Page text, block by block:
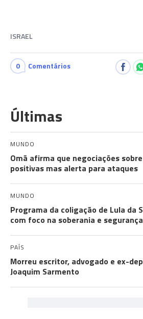
ISRAEL
0 Comentários
Últimas
MUNDO
Omã afirma que negociações
positivas mas alerta para ataques
MUNDO
Programa da coligação de Lula da
com foco na soberania e segurança
PAÍS
Morreu escritor, advogado e ex-
Joaquim Sarmento